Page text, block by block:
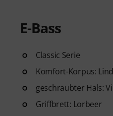
E-Bass
Classic Serie
Komfort-Korpus:
geschraubter Hals:
Griffbrett: Lorbeer